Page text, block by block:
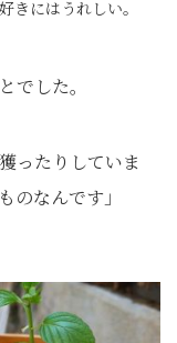
きにはうれしい。
でした。
ったりしていま
のなんです」